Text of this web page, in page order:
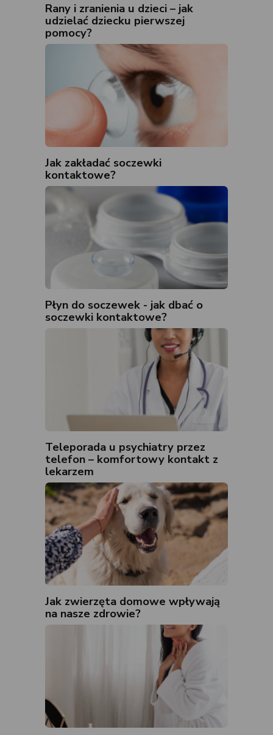
Rany i zranienia u dzieci – jak
udzielać dziecku pierwszej
pomocy?
Jak zakładać soczewki
kontaktowe?
Płyn do soczewek - jak dbać o
soczewki kontaktowe?
Teleporada u psychiatry przez
telefon – komfortowy kontakt z
lekarzem
Jak zwierzęta domowe wpływają
na nasze zdrowie?